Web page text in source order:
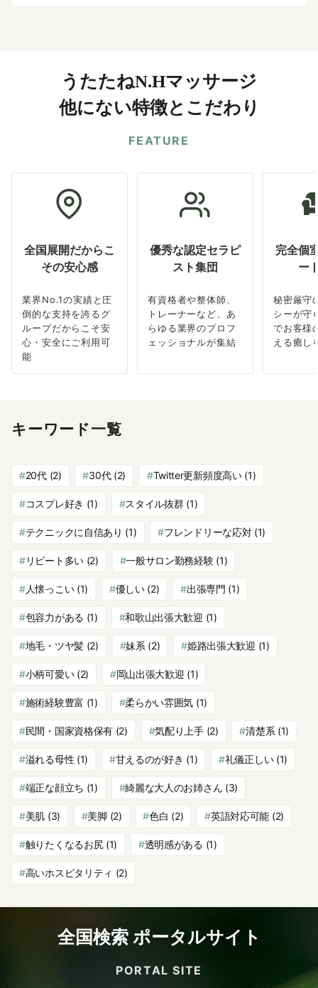
うたたねN.Hマッサージ
他にない特徴とこだわり
FEATURE
全国展開だからこ
その安心感
業界No.1の実績と圧
倒的な支持を誇るグ
ループだからこそ安
心・安全にご利用可
能
優秀な認定セラピ
スト集団
有資格者や整体師、
トレーナーなど、あ
らゆる業界のプロフ
ェッショナルが集結
完全個
ー
秘密厳守
シーが守
でお客様
える癒し
キーワード一覧
20代(2) 30代(2) Twitter更新頻度高い(1)
コスプレ好き (1) スタイル抜群(1)
テクニックに自信あり (1) フレンドリーな応対(1)
リピート多い(2) 一般サロン勤務経験(1)
人懐っこい(1) 優しい(2) 出張専門 (1)
包容力がある (1) 和歌山出張大歓迎 (1)
地毛・ツヤ髪(2) 妹系 (2) 姫路出張大歓迎 (1)
小柄可愛い(2) 岡山出張大歓迎 (1)
施術経験豊富 (1) 柔らかい雰囲気 (1)
民間・国家資格保有 (2) 気配り上手(2) 清楚系 (1)
溢れる母性 (1) 甘えるのが好き (1) 礼儀正しい(1)
端正な顔立ち (1) 綺麗な大人のお姉さん (3)
美肌 (3) 美脚 (2) 色白 (2) 英語対応可能 (2)
触りたくなるお尻(1) 透明感がある (1)
高いホスピタリティ (2)
全国検索 ポータルサイト
PORTAL SITE